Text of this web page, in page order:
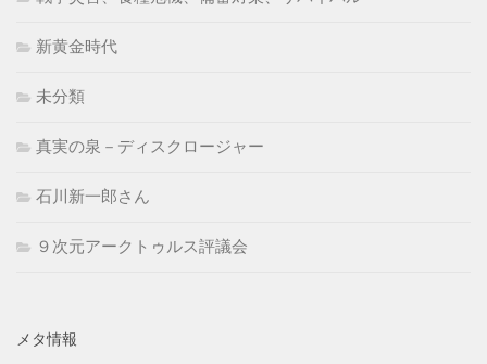
新黄金時代
未分類
真実の泉－ディスクロージャー
石川新一郎さん
９次元アークトゥルス評議会
メタ情報